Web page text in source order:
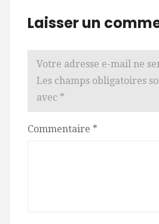
Laisser un
Votre adresse e-mail ne
Les champs obligatoires
avec *
Commentaire *